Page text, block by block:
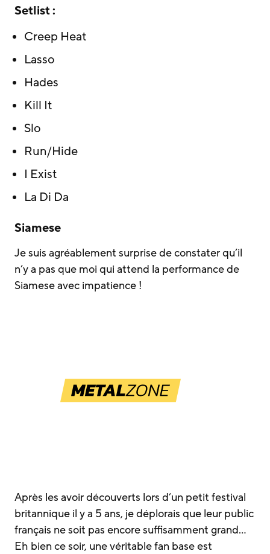
Setlist :
Creep Heat
Lasso
Hades
Kill It
Slo
Run/Hide
I Exist
La Di Da
Siamese
Je suis agréablement surprise de constater qu’il
n’y a pas que moi qui attend la performance de
Siamese avec impatience !
Après les avoir découverts lors d’un petit festival
britannique il y a 5 ans, je déplorais que leur public
français ne soit pas encore suffisamment grand…
Eh bien ce soir, une véritable fan base est